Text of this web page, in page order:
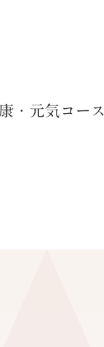
・元気コース